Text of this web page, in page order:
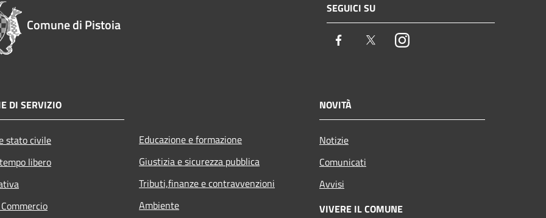
Comune di Pistoia
SEGUICI SU
Facebook TwitterInstagram
DI SERVIZIO
stato civile
libero
Educazione e formazione
Giustizia e sicurezza pubblica
Tributi,finanze e contravvenzioni
Ambiente
NOVITÀ
Notizie
Comunicati
Avvisi
VIVERE IL COMUNE